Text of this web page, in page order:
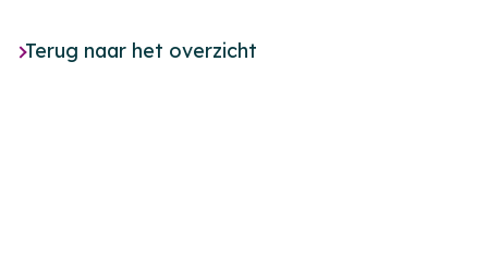
Terug naar het overzicht